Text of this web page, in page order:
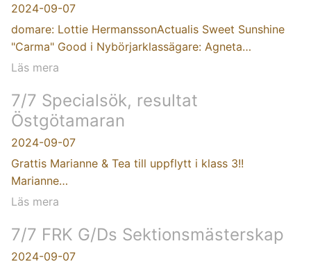
2024-09-07
domare: Lottie HermanssonActualis Sweet Sunshine
"Carma" Good i Nybörjarklassägare: Agneta…
Läs mera
7/7 Specialsök, resultat
Östgötamaran
2024-09-07
Grattis Marianne & Tea till uppflytt i klass 3!!
Marianne…
Läs mera
7/7 FRK G/Ds Sektionsmästerskap
2024-09-07